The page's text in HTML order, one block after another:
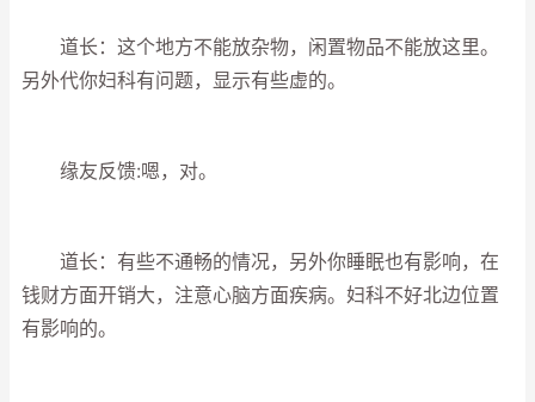
道长：这个地方不能放杂物，闲置物品不能放这里。
另外代你妇科有问题，显示有些虚的。
缘友反馈:嗯，对。
道长：有些不通畅的情况，另外你睡眠也有影响，在
钱财方面开销大，注意心脑方面疾病。妇科不好北边位置
有影响的。